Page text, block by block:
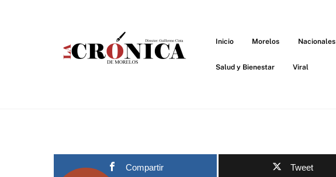
Inicio Morelos Nacionales
Salud y Bienestar Viral
Compartir Tweet